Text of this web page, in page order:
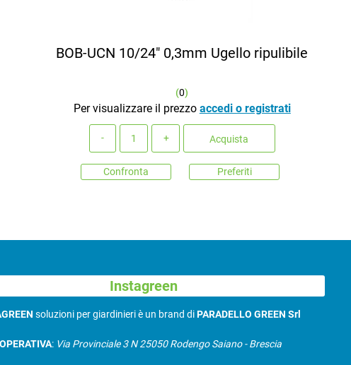
BOB-UCN 10/24" 0,3mm Ugello ripulibile
(0)
Per visualizzare il prezzo accedi o registrati
Acquista
Confronta Preferiti
Instagreen
soluzioni per giardinieri è un brand diPARADELLO GREEN Srl
: Via Provinciale 3 N 25050 Rodengo Saiano - Brescia